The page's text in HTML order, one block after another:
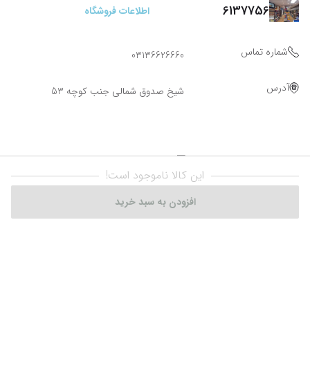
این کالا ناموجود است!
افزودن به سبد خرید
6137756 اطلاعات فروشگاه
شماره تماس 03136626660
آدرس شیخ صدوق شمالی جنب کوچه 53